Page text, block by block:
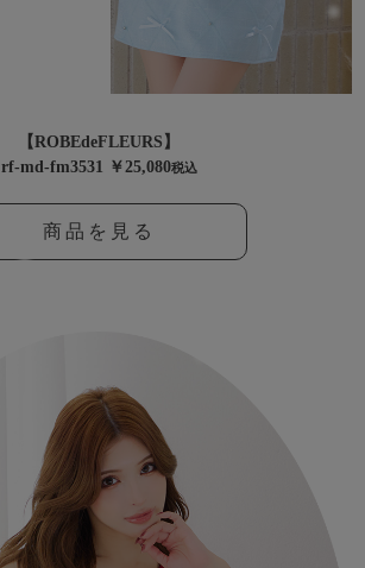
【ROBEdeFLEURS】
rf-md-fm3531 ￥25,080税込
商品を見る